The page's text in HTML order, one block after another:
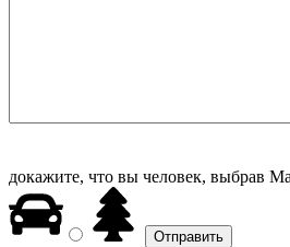
докажите, что вы человек, выбрав